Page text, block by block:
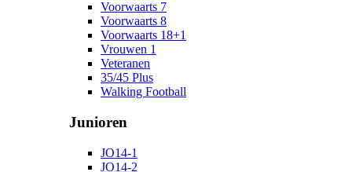
Voorwaarts 7
Voorwaarts 8
Voorwaarts 18+1
Vrouwen 1
Veteranen
35/45 Plus
Walking Football
Junioren
JO14-1
JO14-2